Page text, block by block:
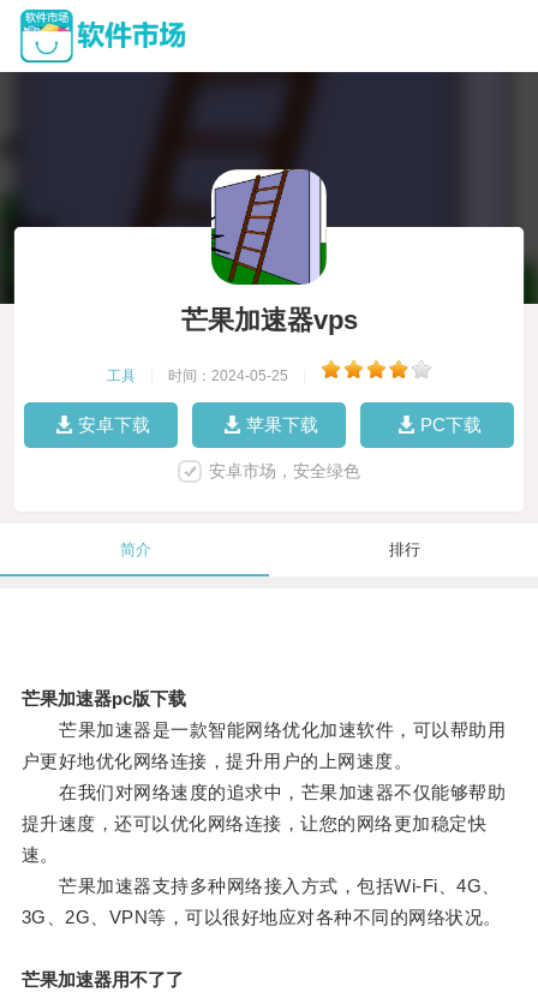
芒果加速器vps
工具 时间：2024-05-25
安卓下载 苹果下载 PC下载
安卓市场，安全绿色
简介 排行
芒果加速器pc版下载
芒果加速器是一款智能网络优化加速软件，可以帮助用
户更好地优化网络连接，提升用户的上网速度。
在我们对网络速度的追求中，芒果加速器不仅能够帮助
提升速度，还可以优化网络连接，让您的网络更加稳定快
速。
芒果加速器支持多种网络接入方式，包括Wi-Fi、4G、
3G、2G、VPN等，可以很好地应对各种不同的网络状况。
芒果加速器用不了了